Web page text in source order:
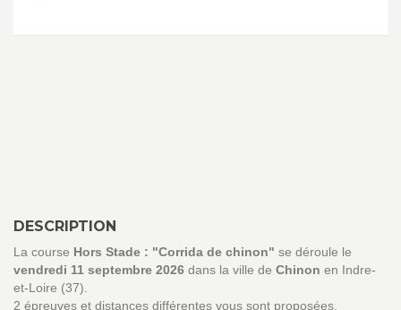
DESCRIPTION
La course Hors Stade : "Corrida de chinon" se déroule le
vendredi 11 septembre 2026 dans la ville de Chinon en Indre-
et-Loire (37).
2 épreuves et distances différentes vous sont proposées.